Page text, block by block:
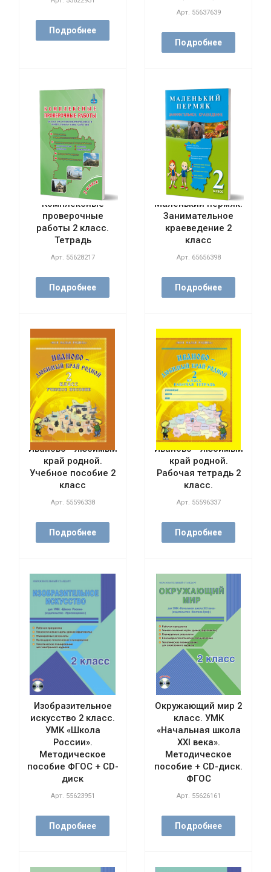
Подробнее
Арт. 55637639
Подробнее
Комплексные
проверочные
работы 2 класс.
Тетрадь
Арт. 55628217
Подробнее
Маленький пермяк.
Занимательное
краеведение 2
класс
Арт. 65656398
Подробнее
Иваново - любимый
край родной.
Учебное пособие 2
класс
Арт. 55596338
Подробнее
Иваново - любимый
край родной.
Рабочая тетрадь 2
класс.
Арт. 55596337
Подробнее
Изобразительное
искусство 2 класс.
УМК «Школа
России».
Методическое
пособие ФГОС + CD-
диск
Арт. 55623951
Подробнее
Окружающий мир 2
класс. УМК
«Начальная школа
XXI века».
Методическое
пособие + CD-диск.
ФГОС
Арт. 55626161
Подробнее